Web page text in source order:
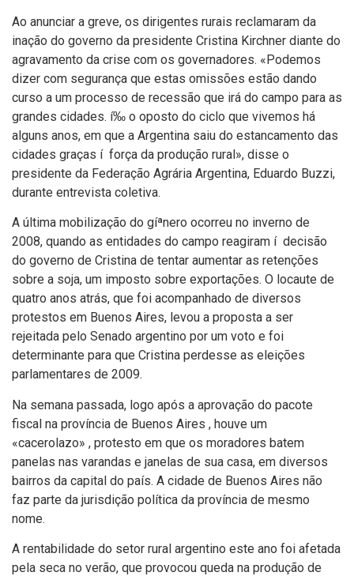
Ao anunciar a greve, os dirigentes rurais reclamaram da
inação do governo da presidente Cristina Kirchner diante do
agravamento da crise com os governadores. «Podemos
dizer com segurança que estas omissões estão dando
curso a um processo de recessão que irá do campo para as
grandes cidades. í‰ o oposto do ciclo que vivemos há
alguns anos, em que a Argentina saiu do estancamento das
cidades graças í força da produção rural», disse o
presidente da Federação Agrária Argentina, Eduardo Buzzi,
durante entrevista coletiva.
A última mobilização do gíªnero ocorreu no inverno de
2008, quando as entidades do campo reagiram í decisão
do governo de Cristina de tentar aumentar as retenções
sobre a soja, um imposto sobre exportações. O locaute de
quatro anos atrás, que foi acompanhado de diversos
protestos em Buenos Aires, levou a proposta a ser
rejeitada pelo Senado argentino por um voto e foi
determinante para que Cristina perdesse as eleições
parlamentares de 2009.
Na semana passada, logo após a aprovação do pacote
fiscal na proví­ncia de Buenos Aires , houve um
«cacerolazo» , protesto em que os moradores batem
panelas nas varandas e janelas de sua casa, em diversos
bairros da capital do paí­s. A cidade de Buenos Aires não
faz parte da jurisdição polí­tica da proví­ncia de mesmo
nome.
A rentabilidade do setor rural argentino este ano foi afetada
pela seca no verão, que provocou queda na produção de